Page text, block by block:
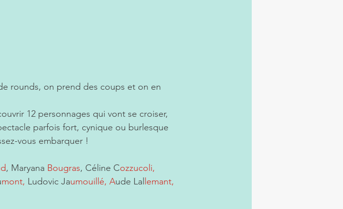
rounds, on prend des coups et on en
12 personnages qui vont se croiser,
parfois fort, cynique ou burlesque
vous embarquer !
, Maryana Bougras, Céline Cozzucoli,
mont, Ludovic Jaumouillé, Aude Lal lemant,